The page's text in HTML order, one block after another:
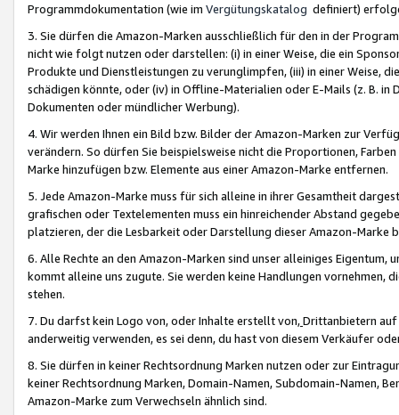
Programmdokumentation (wie im Vergütungskatalog definiert)
3. Sie dürfen die Amazon-Marken ausschließlich für den in der
nicht wie folgt nutzen oder darstellen: (i) in einer Weise, die ein
Produkte und Dienstleistungen zu verunglimpfen, (iii) in einer Weise,
schädigen könnte, oder (iv) in Offline-Materialien oder E-Mails (z. B. in
Dokumenten oder mündlicher Werbung).
4. Wir werden Ihnen ein Bild bzw. Bilder der Amazon-Marken zur
verändern. So dürfen Sie beispielsweise nicht die Proportionen,
Marke hinzufügen bzw. Elemente aus einer Amazon-Marke entfernen.
5. Jede Amazon-Marke muss für sich alleine in ihrer Gesamtheit
grafischen oder Textelementen muss ein hinreichender Abstand
platzieren, der die Lesbarkeit oder Darstellung dieser Amazon-Marke
6. Alle Rechte an den Amazon-Marken sind unser alleiniges
kommt alleine uns zugute. Sie werden keine Handlungen vornehmen,
stehen.
7. Du darfst kein Logo von, oder Inhalte erstellt von,Drittanbietern auf
anderweitig verwenden, es sei denn, du hast von diesem Verkäufer
8. Sie dürfen in keiner Rechtsordnung Marken nutzen oder zur
keiner Rechtsordnung Marken, Domain-Namen, Subdomain-Namen,
Amazon-Marke zum Verwechseln ähnlich sind.